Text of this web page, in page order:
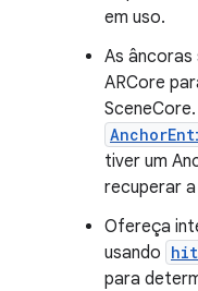
em uso.
As
ARCore
tiver um
recuperar
Ofereça
usando
para